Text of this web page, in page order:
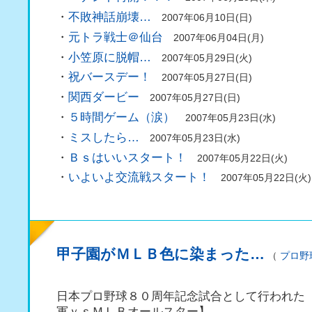
・ 不敗神話崩壊… 2007年06月10日(日)
・ 元トラ戦士＠仙台 2007年06月04日(月)
・ 小笠原に脱帽… 2007年05月29日(火)
・ 祝バースデー！ 2007年05月27日(日)
・ 関西ダービー 2007年05月27日(日)
・ ５時間ゲーム（涙） 2007年05月23日(水)
・ ミスしたら… 2007年05月23日(水)
・ Ｂｓはいいスタート！ 2007年05月22日(火)
・ いよいよ交流戦スタート！ 2007年05月22日(火)
甲子園がＭＬＢ色に染まった… （ プロ野
日本プロ野球８０周年記念試合として行われた